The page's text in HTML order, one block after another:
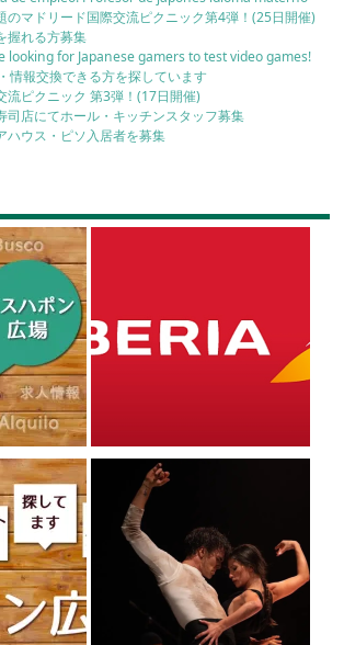
のマドリード国際交流ピクニック第4弾！(25日開催)
握れる方募集
looking for Japanese gamers to test video games!
情報交換できる方を探しています
流ピクニック 第3弾！(17日開催)
司店にてホール・キッチンスタッフ募集
ハウス・ピソ入居者を募集